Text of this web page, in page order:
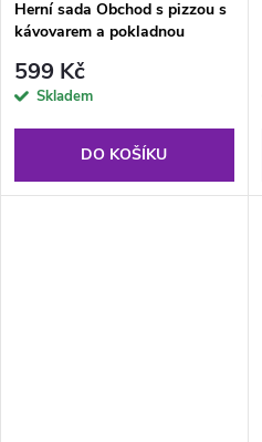
Herní sada Obchod s pizzou s
kávovarem a pokladnou
599 Kč
Skladem
DO KOŠÍKU